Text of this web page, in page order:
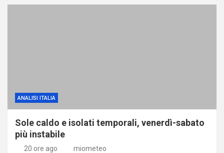
ANALISI ITALIA
Sole caldo e isolati temporali, venerdì-sabato
più instabile
20 ore ago miometeo